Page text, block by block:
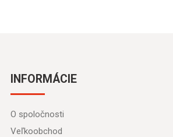
INFORMÁCIE
O spoločnosti
Veľkoobchod